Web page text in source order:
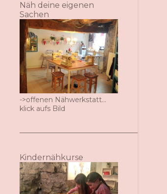
Näh deine eigenen
Sachen
->offenen Nähwerkstatt...
klick aufs Bild
Kindernähkurse